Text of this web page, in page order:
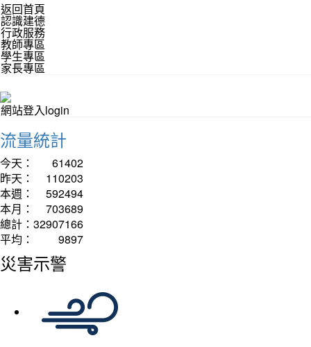
返回首頁
認識建德
行政服務
教師專區
學生專區
家長專區
網站登入login
流量統計
今天：
61402
昨天：
110203
本週：
592494
本月：
703689
總計： 32907166
平均：
9897
災害示警